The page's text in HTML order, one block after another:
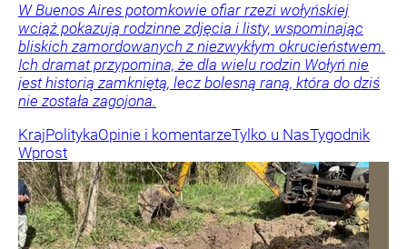
W Buenos Aires potomkowie ofiar rzezi wołyńskiej
wciąż pokazują rodzinne zdjęcia i listy, wspominając
bliskich zamordowanych z niezwykłym okrucieństwem.
Ich dramat przypomina, że dla wielu rodzin Wołyń nie
jest historią zamkniętą, lecz bolesną raną, która do dziś
nie została zagojona.
KrajPolitykaOpinie i komentarzeTylko u NasTygodnik
Wprost